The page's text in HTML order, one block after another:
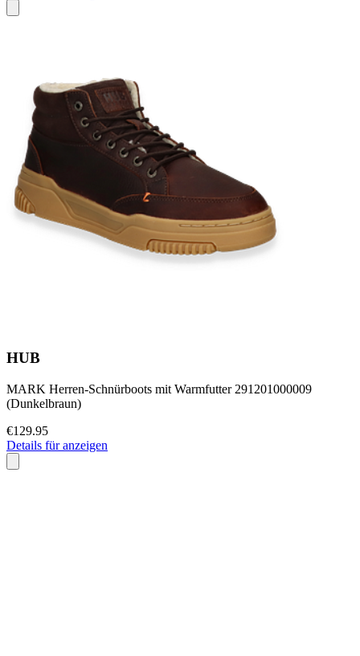
HUB
MARK Herren-Schnürboots mit Warmfutter 291201000009
(Dunkelbraun)
€129.95
Details für anzeigen